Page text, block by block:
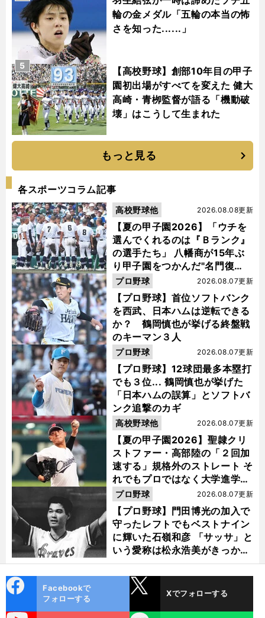
輪の金メダル「五輪の本当の怖
さを知った......」
【高校野球】創部10年目の甲子
園初出場がすべてを変えた 健大
高崎・青栁監督が語る「機動破
壊」はこうして生まれた
5
もっと見る
各スポーツコラム記事
【夏の甲子園2026】「ウチを
選んでくれるのは『Ｂランク』
の選手たち」 八幡商が15年ぶ
り甲子園をつかんだ"名門復
活"の舞台裏
2026.08.08更新
高校野球他
【プロ野球】首位ソフトバンク
を西武、日本ハムは逆転できる
か？ 鶴岡慎也が挙げる終盤戦
のキーマン３人
2026.08.07更新
プロ野球
【プロ野球】12球団最多本塁打
でも３位... 鶴岡慎也が挙げた
「日本ハムの誤算」とソフトバ
ンク追撃のカギ
2026.08.07更新
プロ野球
【夏の甲子園2026】聖隷クリ
ストファー・高部陸の「２回加
速する」規格外のストレート そ
れでもプロではなく大学進学を
選ぶ理由
2026.08.07更新
高校野球他
【プロ野球】門田博光の加入で
守ったレフトでもベストナイン
に輝いた石嶺和彦 「サッサ」と
いう愛称は松永浩美がきっか
け？
2026.08.07更新
プロ野球
ok
Facebookで
フォローする
Xでフォローする